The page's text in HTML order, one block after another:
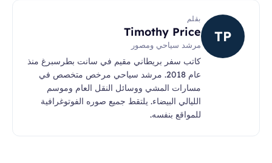
TP
بقلم
Timothy Price
مرشد سياحي ومصور
كاتب سفر بريطاني مقيم في سانت بطرسبرغ منذ
عام 2018. مرشد سياحي مرخص متخصص في
مسارات المشي ووسائل النقل العام وموسم
الليالي البيضاء. يلتقط جميع صوره الفوتوغرافية
للمواقع بنفسه.